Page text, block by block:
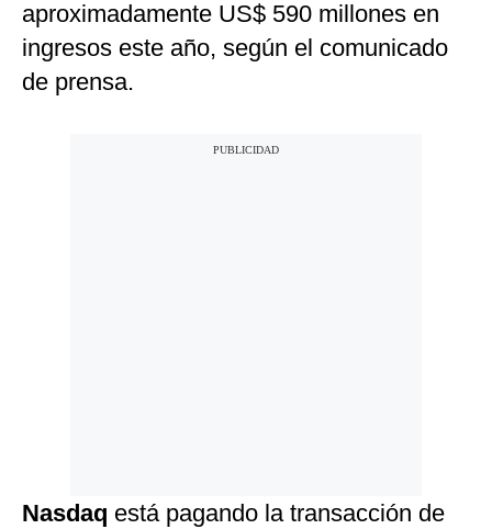
aproximadamente US$ 590 millones en
ingresos este año, según el comunicado
de prensa.
Nasdaq está pagando la transacción de